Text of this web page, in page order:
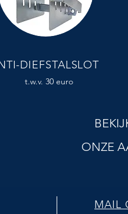
DIEFSTALSLOT
t.w.v. 30 euro
ONZE
MAIL